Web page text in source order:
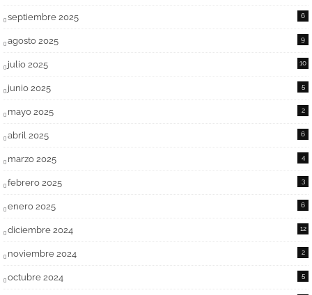
septiembre 2025 6
agosto 2025 9
julio 2025 10
junio 2025 5
mayo 2025 2
abril 2025 6
marzo 2025 4
febrero 2025 3
enero 2025 6
diciembre 2024 12
noviembre 2024 2
octubre 2024 5